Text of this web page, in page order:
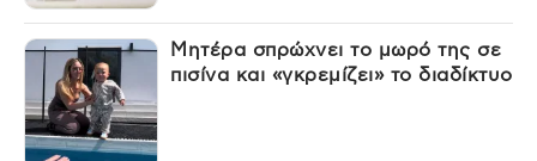
Μητέρα σπρώχνει το μωρό της σε
πισίνα και «γκρεμίζει» το διαδίκτυο